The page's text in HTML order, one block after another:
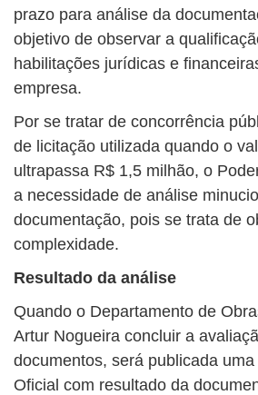
prazo para análise da
objetivo de observar a
habilitações jurídicas e
empresa.
Por se tratar de concorrência
de licitação utilizada quando o
ultrapassa R$ 1,5 milhão, o
a necessidade de análise
documentação, pois se trata de
complexidade.
Resultado da análise
Quando o Departamento de
Artur Nogueira concluir a
documentos, será publicada
Oficial com resultado da